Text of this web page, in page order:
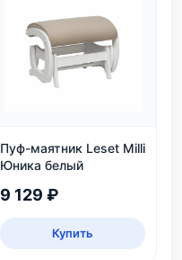
Пуф-маятник Leset Milli
Юника белый
9 129 ₽
Купить